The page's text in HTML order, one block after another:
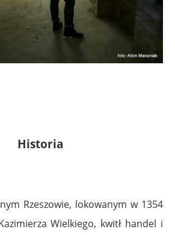
Historia
Rzeszowie, lokowanym w 1354
Wielkiego, kwitł handel i